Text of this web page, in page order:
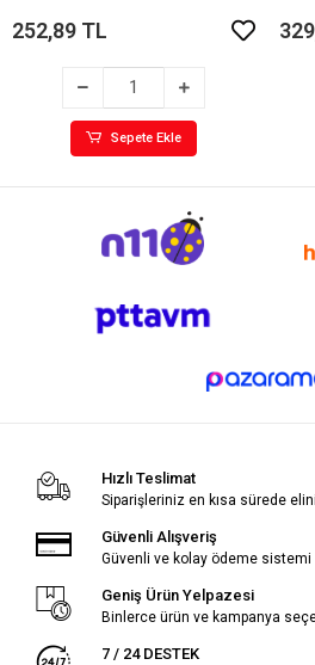
252,89 TL
Sepete Ekle
Hızlı Teslimat
Siparişleriniz en kısa sürede
Güvenli Alışveriş
Güvenli ve kolay ödeme sistemi
Geniş Ürün Yelpazesi
Binlerce ürün ve kampanya
7 / 24 DESTEK